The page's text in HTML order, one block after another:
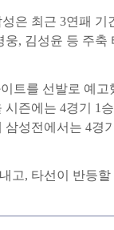
은 최근 3연패
웅, 김성윤 등 주
트를 선발로 예
즌에는 4경기 1
성전에서는 4경
고, 타선이 반등